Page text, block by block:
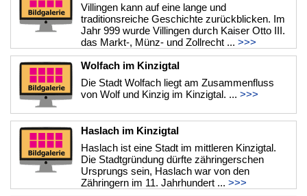
Villingen kann auf eine lange und
traditionsreiche Geschichte zurückblicken. Im
Jahr 999 wurde Villingen durch Kaiser Otto III.
das Markt-, Münz- und Zollrecht ... >>>
Wolfach im Kinzigtal
Die Stadt Wolfach liegt am Zusammenfluss
von Wolf und Kinzig im Kinzigtal. ... >>>
Haslach im Kinzigtal
Haslach ist eine Stadt im mittleren Kinzigtal.
Die Stadtgründung dürfte zähringerschen
Ursprungs sein, Haslach war von den
Zähringern im 11. Jahrhundert ... >>>